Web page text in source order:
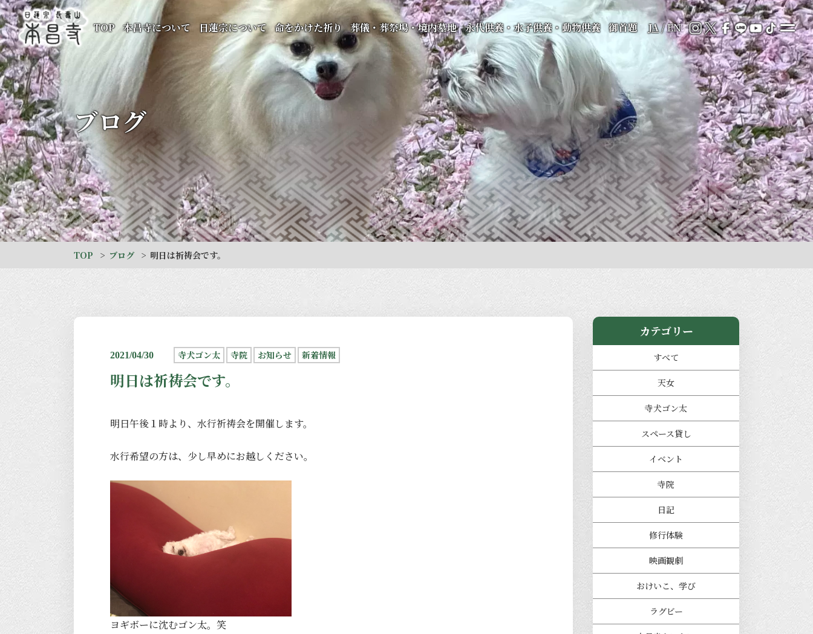
TOP 本昌寺について 日蓮宗について 命をかけた祈り 葬儀・葬祭場・境内墓地 永代供養・水子供養・動物供養 御首題 JA/EN
ブログ
TOP ブログ 明日は祈祷会です。
2021/04/30 寺犬ゴン太 寺院 お知らせ 新着情報
明日は祈祷会です。
明日午後１時より、水行祈祷会を開催します。
水行希望の方は、少し早めにお越しください。
ヨギボーに沈むゴン太。笑
カテゴリー
すべて
天女
寺犬ゴン太
スペース貸し
イベント
寺院
日記
修行体験
映画観劇
おけいこ、学び
ラグビー